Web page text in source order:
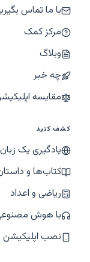
با ما تماس
مرکز کمک
وبلاگ
چه خبر
مقایسه
کشف کنید
یادگیری یک زبان
کتاب‌ها و
ریاضی و اعداد
با هوش
نصب اپلیکیشن